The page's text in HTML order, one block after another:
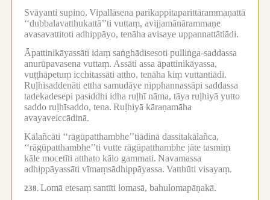
Svāyanti supino. Vipallāsena parikappitaparittārammaṇattā
‘‘dubbalavatthukattā’’ti vuttaṃ, avijjamānārammaṇe
avasavattitoti adhippāyo, tenāha avisaye uppannattātiādi.
Āpattinikāyassāti idaṃ saṅghādisesoti pulliṅga-saddassa
anurūpavasena vuttaṃ. Assāti assa āpattinikāyassa,
vuṭṭhāpetuṃ icchitassāti attho, tenāha kiṃ vuttantiādi.
Ruḷhisaddenāti ettha samudāye nipphannassāpi saddassa
tadekadesepi pasiddhi idha ruḷhī nāma, tāya ruḷhiyā yutto
saddo ruḷhīsaddo, tena. Ruḷhiyā kāraṇamāha
avayaveiccādinā.
Kālañcāti ‘‘rāgūpatthambhe’’tiādinā dassitakālañca,
‘‘rāgūpatthambhe’’ti vutte rāgūpatthambhe jāte tasmiṃ
kāle mocetīti atthato kālo gammati. Navamassa
adhippāyassāti vīmaṃsādhippāyassa. Vatthūti visayaṃ.
238. Lomā etesaṃ santīti lomasā, bahulomapāṇakā.